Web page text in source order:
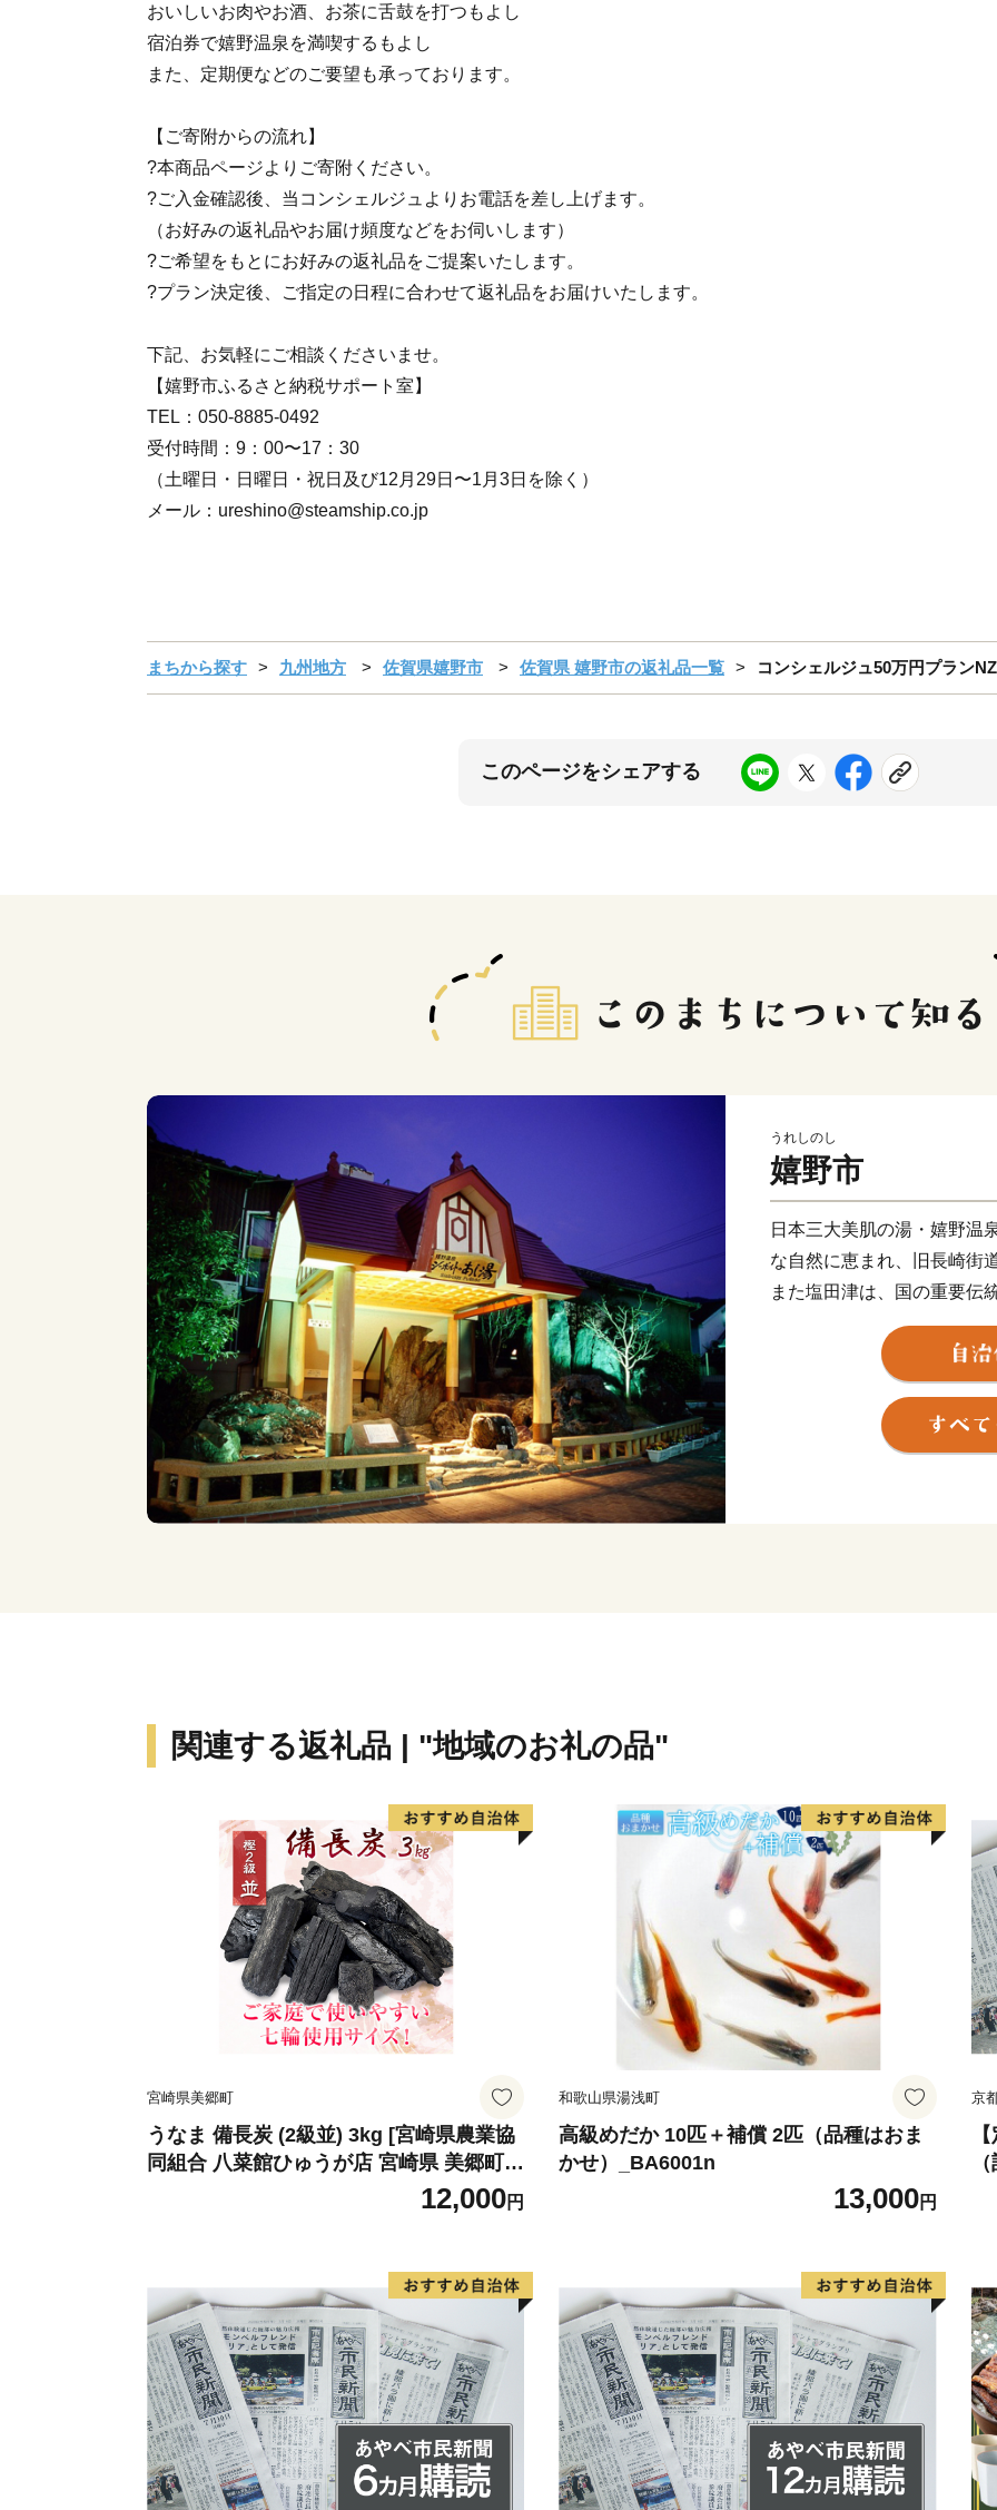
おいしいお肉やお酒、お茶に舌鼓を打つもよし
宿泊券で嬉野温泉を満喫するもよし
また、定期便などのご要望も承っております。
【ご寄附からの流れ】
?本商品ページよりご寄附ください。
?ご入金確認後、当コンシェルジュよりお電話を差し上げます。
（お好みの返礼品やお届け頻度などをお伺いします）
?ご希望をもとにお好みの返礼品をご提案いたします。
?プラン決定後、ご指定の日程に合わせて返礼品をお届けいたします。
下記、お気軽にご相談くださいませ。
【嬉野市ふるさと納税サポート室】
TEL：050‐8885‐0492
受付時間：9：00〜17：30
（土曜日・日曜日・祝日及び12月29日〜1月3日を除く）
メール：ureshino@steamship.co.jp
まちから探す 九州地方 佐賀県嬉野市 佐賀県 嬉野市の返礼品一覧 コンシェルジュ50万円プラン
このページをシェアする
うれしのし
嬉野市
日本三大美肌の湯・嬉野温
な自然に恵まれ、旧長崎街
また塩田津は、国の重要伝
り、和紙や鍛冶、石工な
キャッチフレーズである
ちづくりに取り組んでいま
関連する返礼品 | "地域のお礼の品"
宮崎県美郷町
うなま 備長炭 (2級並) 3kg [宮崎県農業協
同組合 八菜館ひゅうが店 宮崎県 美郷町 3
1ap0012] BBQ 七輪 焼肉 高火力 遠赤外
線 長時間 燃焼 煙少 消臭 白炭 キャンプ
12,000円
和歌山県湯浅町
高級めだか 10匹＋補償 2匹（品種はおま
かせ）_BA6001n
13,000円
京